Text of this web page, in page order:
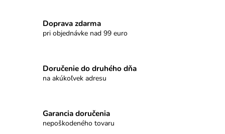
Doprava zdarma
pri objednávke nad 99 euro
Doručenie do druhého dňa
na akúkoľvek adresu
Garancia doručenia
nepoškodeného tovaru